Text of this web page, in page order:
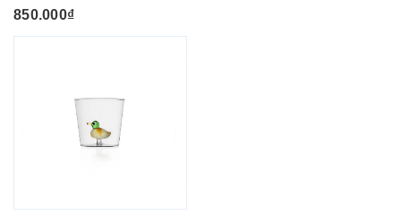
850.000₫